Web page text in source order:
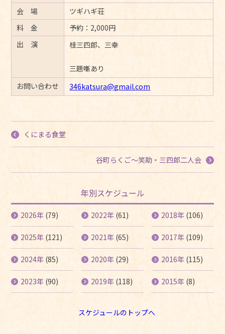
会 場
ツギハギ荘
料 金
予約：2,000円
出 演
桂三四郎、三幸
三題噺あり
お問い合わせ
346katsura@gmail.com
くにまる食堂
谷町らくご〜笑助・三四郎二人会
年別スケジュール
2026年 (79)
2025年 (121)
2024年 (85)
2023年 (90)
2022年 (61)
2021年 (65)
2020年 (29)
2019年 (118)
2018年(106)
2017年(109)
2016年(115)
2015年(8)
スケジュールのトップへ